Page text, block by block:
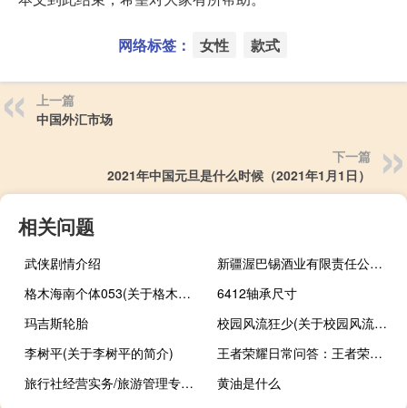
网络标签： 女性 款式
上一篇
中国外汇市场
下一篇
2021年中国元旦是什么时候（2021年1月1日）
相关问题
武侠剧情介绍
新疆渥巴锡酒业有限责任公司(关于新疆渥巴锡酒业有限责任公司的简介)
格木海南个体053(关于格木海南个体053的简介)
6412轴承尺寸
玛吉斯轮胎
校园风流狂少(关于校园风流狂少的简介)
李树平(关于李树平的简介)
王者荣耀日常问答：王者荣耀巨无霸皮肤什么时候出 巨无霸皮肤上线时间
旅行社经营实务/旅游管理专业系列(关于旅行社经营实务/旅游管理专业系列的简介)
黄油是什么